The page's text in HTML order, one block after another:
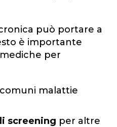
può portare a
è importante
per
malattie
screening per altre